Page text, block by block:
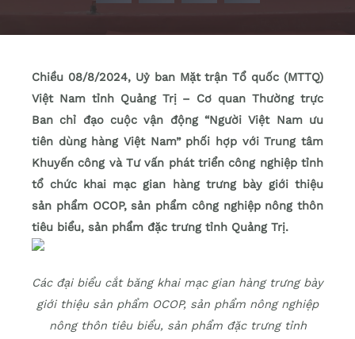
Chiều 08/8/2024, Uỷ ban Mặt trận Tổ quốc (MTTQ)
Việt Nam tỉnh Quảng Trị – Cơ quan Thường trực
Ban chỉ đạo cuộc vận động “Người Việt Nam ưu
tiên dùng hàng Việt Nam” phối hợp với Trung tâm
Khuyến công và Tư vấn phát triển công nghiệp tỉnh
tổ chức khai mạc gian hàng trưng bày giới thiệu
sản phẩm OCOP, sản phẩm công nghiệp nông thôn
tiêu biểu, sản phẩm đặc trưng tỉnh Quảng Trị.
Các đại biểu cắt băng khai mạc gian hàng trưng bày
giới thiệu sản phẩm OCOP, sản phẩm nông nghiệp
nông thôn tiêu biểu, sản phẩm đặc trưng tỉnh